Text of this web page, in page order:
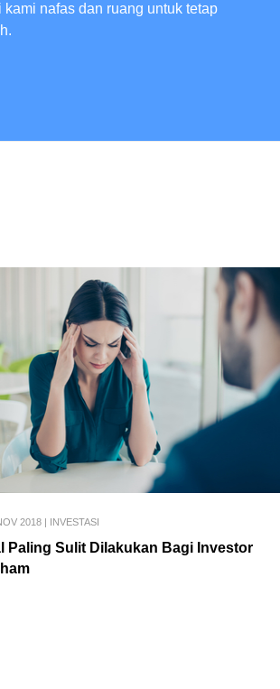
nafas dan ruang untuk tetap
2018| INVESTASI
Paling Sulit Dilakukan Bagi Investor